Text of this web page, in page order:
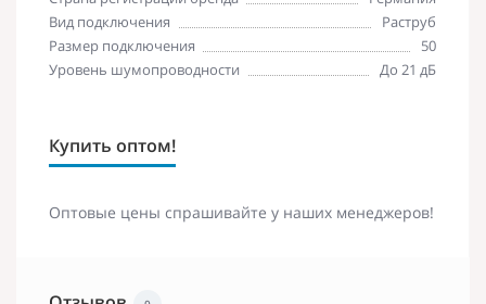
Вид подключения
Раструб
Размер подключения
50
Уровень шумопроводности
До 21 дБ
Купить оптом!
Оптовые цены спрашивайте у наших менеджеров!